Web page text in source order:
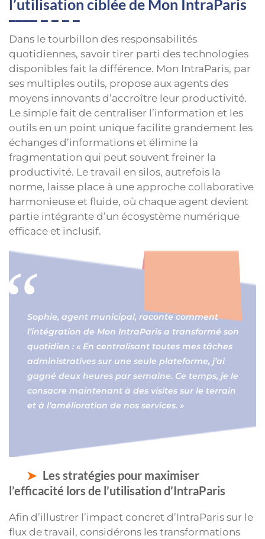
l’utilisation ciblée de Mon IntraParis
Dans le tourbillon des responsabilités
quotidiennes, savoir tirer parti des technologies
disponibles fait la différence. Mon IntraParis, par
ses multiples outils, propose aux agents des
moyens innovants d’accroître leur productivité.
Le simple fait de centraliser l’information et les
outils en un point unique facilite grandement les
échanges d’informations et élimine la
fragmentation qui peut souvent freiner la
productivité. Le travail en silos, autrefois la
norme, laisse place à une approche collaborative
harmonieuse et fluide, où chaque agent devient
partie intégrante d’un écosystème numérique
efficace et inclusif.
Sophie, agent municipal, raconte comment
l’intégration de Mon IntraParis a transformé son
quotidien : « En centralisant toutes mes tâches
administratives sur une seule plateforme, j’ai
gagné deux heures par semaine. Ce temps, je le
consacre maintenant à des visites sur le terrain
et à l’amélioration de nos services. »
Les stratégies pour maximiser
l’efficacité lors de l’utilisation d’IntraParis
Afin d’illustrer l’impact concret d’IntraParis sur le
flux de travail, considérons les transformations